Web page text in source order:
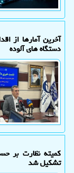
آخرین آمارها از
دستگاه های آلوده
کمیته نظارت بر
تشکیل شد